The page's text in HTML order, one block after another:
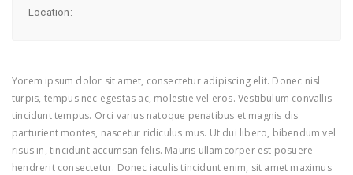
Location:
Yorem ipsum dolor sit amet, consectetur adipiscing elit. Donec nisl
turpis, tempus nec egestas ac, molestie vel eros. Vestibulum convallis
tincidunt tempus. Orci varius natoque penatibus et magnis dis
parturient montes, nascetur ridiculus mus. Ut dui libero, bibendum vel
risus in, tincidunt accumsan felis. Mauris ullamcorper est posuere
hendrerit consectetur. Donec iaculis tincidunt enim, sit amet maximus